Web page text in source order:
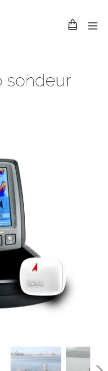
sondeur